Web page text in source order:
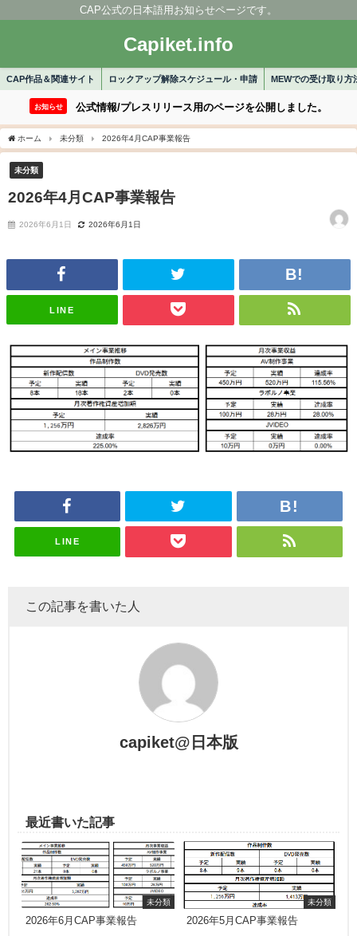
CAP公式の日本語用お知らせページです。
Capiket.info
CAP作品＆関連サイト ロックアップ解除スケジュール・申請 MEWでの受け取り方
お知らせ 公式情報/プレスリリース用のページを公開しました。
ホーム 未分類 2026年4月CAP事業報告
未分類
2026年4月CAP事業報告
2026年6月1日 2026年6月1日
LINE
LINE
この記事を書いた人
capiket@日本版
最近書いた記事
未分類
2026年6月CAP事業報告
未分類
2026年5月CAP事業報告